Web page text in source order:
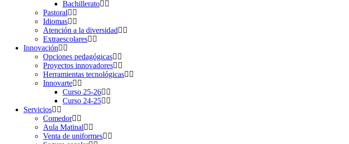
Bachillerato
Pastoral
Idiomas
Atención a la diversidad
Extraescolares
Innovación
Opciones pedagógicas
Proyectos innovadores
Herramientas tecnológicas
Innovarte
Curso 25-26
Curso 24-25
Servicios
Comedor
Aula Matinal
Venta de uniformes